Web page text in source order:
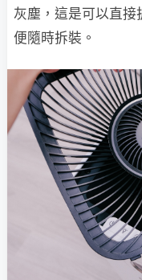
灰塵，這是可以直
便隨時拆裝。